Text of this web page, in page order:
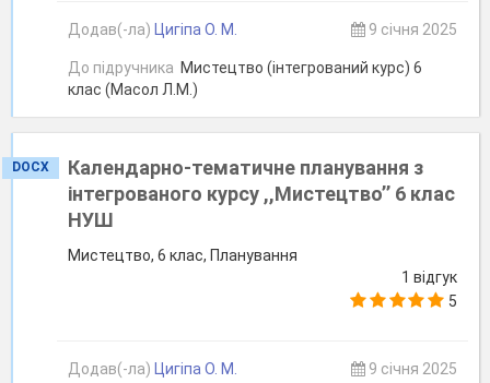
Додав(-ла) Цигіпа О. М. 9 січня 2025
До підручника Мистецтво (інтегрований курс) 6
клас (Масол Л.М.)
DOCX
Календарно-тематичне планування з
інтегрованого курсу ,,Мистецтво’’ 6 клас
НУШ
Мистецтво, 6 клас, Планування
1 відгук
5
Додав(-ла) Цигіпа О. М. 9 січня 2025